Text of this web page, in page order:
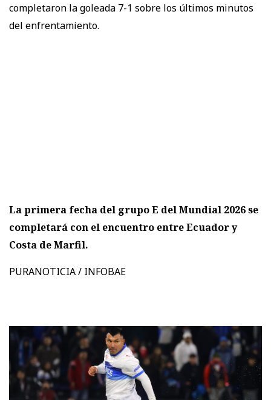
completaron la goleada 7-1 sobre los últimos minutos
del enfrentamiento.
La primera fecha del grupo E del Mundial 2026 se
completará con el encuentro entre Ecuador y
Costa de Marfil.
PURANOTICIA / INFOBAE